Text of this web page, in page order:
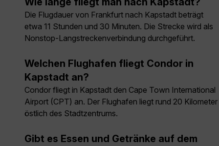
Die Flugdauer von Frankfurt nach Kapstadt beträgt
etwa 11 Stunden und 30 Minuten. Die Strecke wird als
Nonstop-Langstreckenverbindung durchgeführt.
Welchen Flughafen fliegt Condor in
Kapstadt an?
Condor fliegt in Kapstadt den Cape Town International
Airport (CPT) an. Der Flughafen liegt rund 20 Kilometer
östlich des Stadtzentrums.
Gibt es Essen und Getränke auf dem